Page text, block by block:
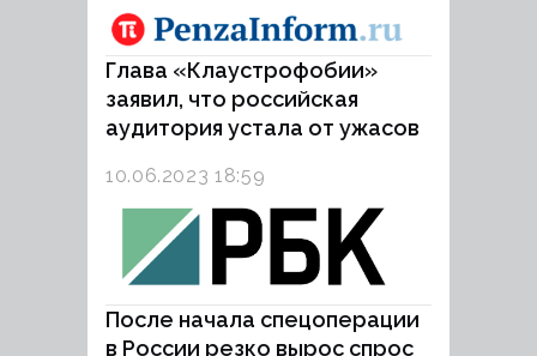
Глава «Клаустрофобии»
заявил, что российская
аудитория устала от ужасов
10.06.2023 18:59
После начала спецоперации
в России резко вырос спрос